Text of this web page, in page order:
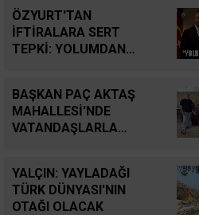
İsmail Cingöz
Yarım Kalan
Hayallerden
Savunma
Tarihsel
Enerji
Bir Dönem:
Ceyhan’a
ÖZYURT'TAN
İFTİRALARA SERT
TEPKİ: YOLUMDAN
BAŞKAN PAÇ AKTAŞ
MAHALLESİ'NDE
VATANDAŞLARLA
YALÇIN: YAYLADAĞI
TÜRK DÜNYASI'NIN
OTAĞI OLACAK